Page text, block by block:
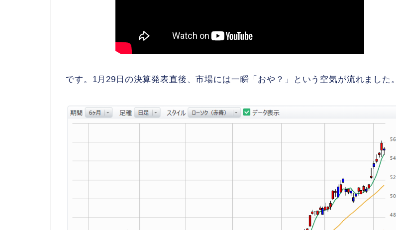
です。1月29日の決算発表直後、市場には一瞬「おや？」という空気が流れました。